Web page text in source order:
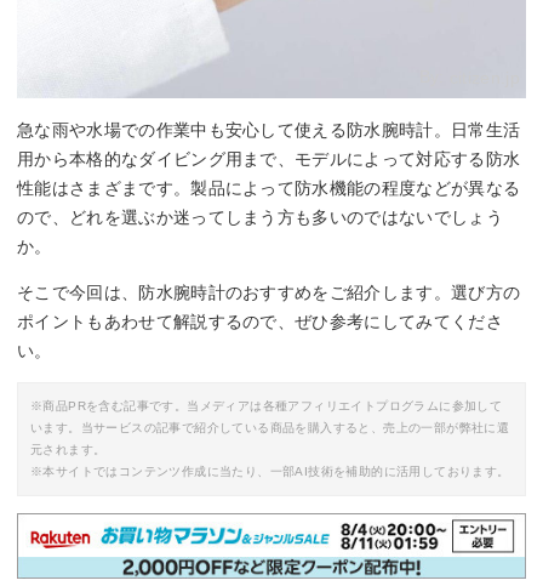
急な雨や水場での作業中も安心して使える防水腕時計。日常生活
用から本格的なダイビング用まで、モデルによって対応する防水
性能はさまざまです。製品によって防水機能の程度などが異なる
ので、どれを選ぶか迷ってしまう方も多いのではないでしょう
か。
そこで今回は、防水腕時計のおすすめをご紹介します。選び方の
ポイントもあわせて解説するので、ぜひ参考にしてみてくださ
い。
※商品PRを含む記事です。当メディアは各種アフィリエイトプログラムに参加して
います。当サービスの記事で紹介している商品を購入すると、売上の一部が弊社に還
元されます。
※本サイトではコンテンツ作成に当たり、一部AI技術を補助的に活用しております。